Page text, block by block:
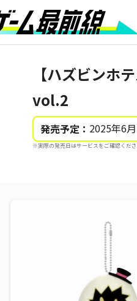
【ハズビンホ
vol.2
発売予定： 2025年6
※実際の発売日はサービスをご確認くださ